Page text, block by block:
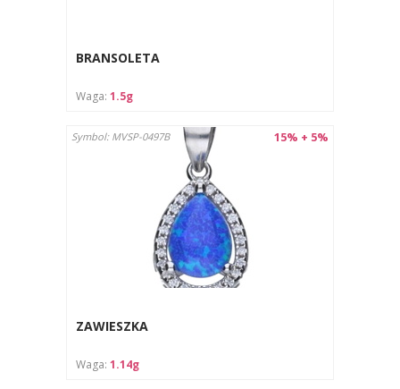
BRANSOLETA
Waga: 1.5g
15% + 5%
Symbol: MVSP-0497B
ZAWIESZKA
Waga: 1.14g